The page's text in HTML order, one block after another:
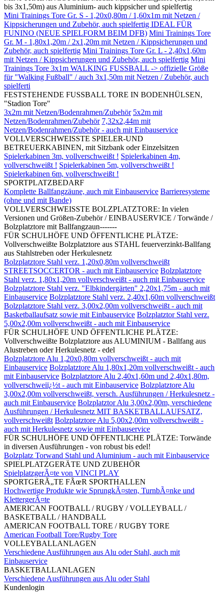
bis 3x1,50m) aus Aluminium- auch kippsicher und spielfertig
Mini Trainings Tore Gr. S - 1,20x0,80m / 1,60x1m mit Netzen /
Kippsicherungen und Zubehör, auch spielfertig IDEAL FÜR
FUNINO (NEUE SPIELFORM BEIM DFB) Mini Trainings Tore
Gr. M - 1,80x1,20m / 2x1,20m mit Netzen / Kippsicherungen und
Zubehör, auch spielfertig Mini Trainings Tore Gr. L - 2,40x1,60m
mit Netzen / Kippsicherungen und Zubehör, auch spielfertig Mini
Trainings Tore 3x1m WALKING FUSSBALL -> offizielle Größe
für "Walking Fußball" / auch 3x1,50m mit Netzen / Zubehör, auch
spielferti
FESTSTEHENDE FUSSBALL TORE IN BODENHÜLSEN,
"Stadion Tore"
3x2m mit Netzen/Bodenrahmen/Zubehör 5x2m mit
Netzen/Bodenrahmen/Zubehör 7,32x2,44m mit
Netzen/Bodenrahmen/Zubehör - auch mit Einbauservice
VOLLVERSCHWEISSTE SPIELER-UND
BETREUERKABINEN, mit Sitzbank oder Einzelsitzen
Spielerkabinen 3m, vollverschweißt ! Spielerkabinen 4m,
vollverschweißt ! Spielerkabinen 5m, vollverschweißt !
Spielerkabinen 6m, vollverschweißt !
SPORTPLATZBEDARF
Komplette Ballfangzäune, auch mit Einbauservice Barrieresysteme
(ohne und mit Bande)
VOLLVERSCHWEISSTE BOLZPLATZTORE: In vielen
Versionen und Größen-Zubehör / EINBAUSERVICE / Torwände /
Bolzplatztore mit Ballfangzaun-------
FÜR SCHULHÖFE UND ÖFFENTLICHE PLÄTZE:
Vollverschweißte Bolzplatztore aus STAHL feuerverzinkt-Ballfang
aus Stahlstreben oder Herkulesnetz
Bolzplatztore Stahl verz. 1,20x0,80m vollverschweißt
STREETSOCCERTOR - auch mit Einbauservice Bolzplatztore
Stahl verz. 1,80x1,20m vollverschweißt - auch mit Einbauservice
Bolzplatztore Stahl verz. "Elbkindergärten" 2,20x1,75m - auch mit
Einbauservice Bolzplatztore Stahl verz. 2,40x1,60m vollverschweißt
Bolzplatztore Stahl verz. 3,00x2,00m vollverschweißt - auch mit
Basketballaufsatz sowie mit Einbauservice Bolzplatztor Stahl verz.
5,00x2,00m vollverschweißt - auch mit Einbauservice
FÜR SCHULHÖFE UND ÖFFENTLICHE PLÄTZE:
Vollverschweißte Bolzplatztore aus ALUMINIUM - Ballfang aus
Alustreben oder Herkulesnetz - edel
Bolzplatztore Alu 1,20x0,80m vollverschweißt - auch mit
Einbauservice Bolzplatztore Alu 1,80x1,20m vollverschweißt - auch
mit Einbauservice Bolzplatztore Alu 2,40x1,60m und 2,40x1,80m,
vollverschweiï¿½t - auch mit Einbauservice Bolzplatztore Alu
3,00x2,00m vollverschweißt, versch. Ausführungen / Herkulesnetz -
auch mit Einbauservice Bolzplatztor Alu 3,00x2,00m, verschiedene
Ausführungen / Herkulesnetz MIT BASKETBALLAUFSATZ,
vollverschweißt Bolzplatztore Alu 5,00x2,00m vollverschweißt -
auch mit Herkulesnetz sowie mit Einbauservice
FÜR SCHULHÖFE UND ÖFFENTLICHE PLÄTZE: Torwände
in diversen Ausführungen - von robust bis edel!
Bolzplatz Torwand Stahl und Aluminium - auch mit Einbauservice
SPIELPLATZGERÄTE UND ZUBEHÖR
SpielplatzgerÃ¤te von VINCI PLAY
SPORTGERÃ„TE FÃœR SPORTHALLEN
Hochwertige Produkte wie SprungkÃ¤sten, TurnbÃ¤nke und
KlettergerÃ¤te
AMERICAN FOOTBALL / RUGBY / VOLLEYBALL /
BASKETBALL / HANDBALL
AMERICAN FOOTBALL TORE / RUGBY TORE
American Football Tore/Rugby Tore
VOLLEYBALLANLAGEN
Verschiedene Ausführungen aus Alu oder Stahl, auch mit
Einbauservice
BASKETBALLANLAGEN
Verschiedene Ausführungen aus Alu oder Stahl
Kundenlogin